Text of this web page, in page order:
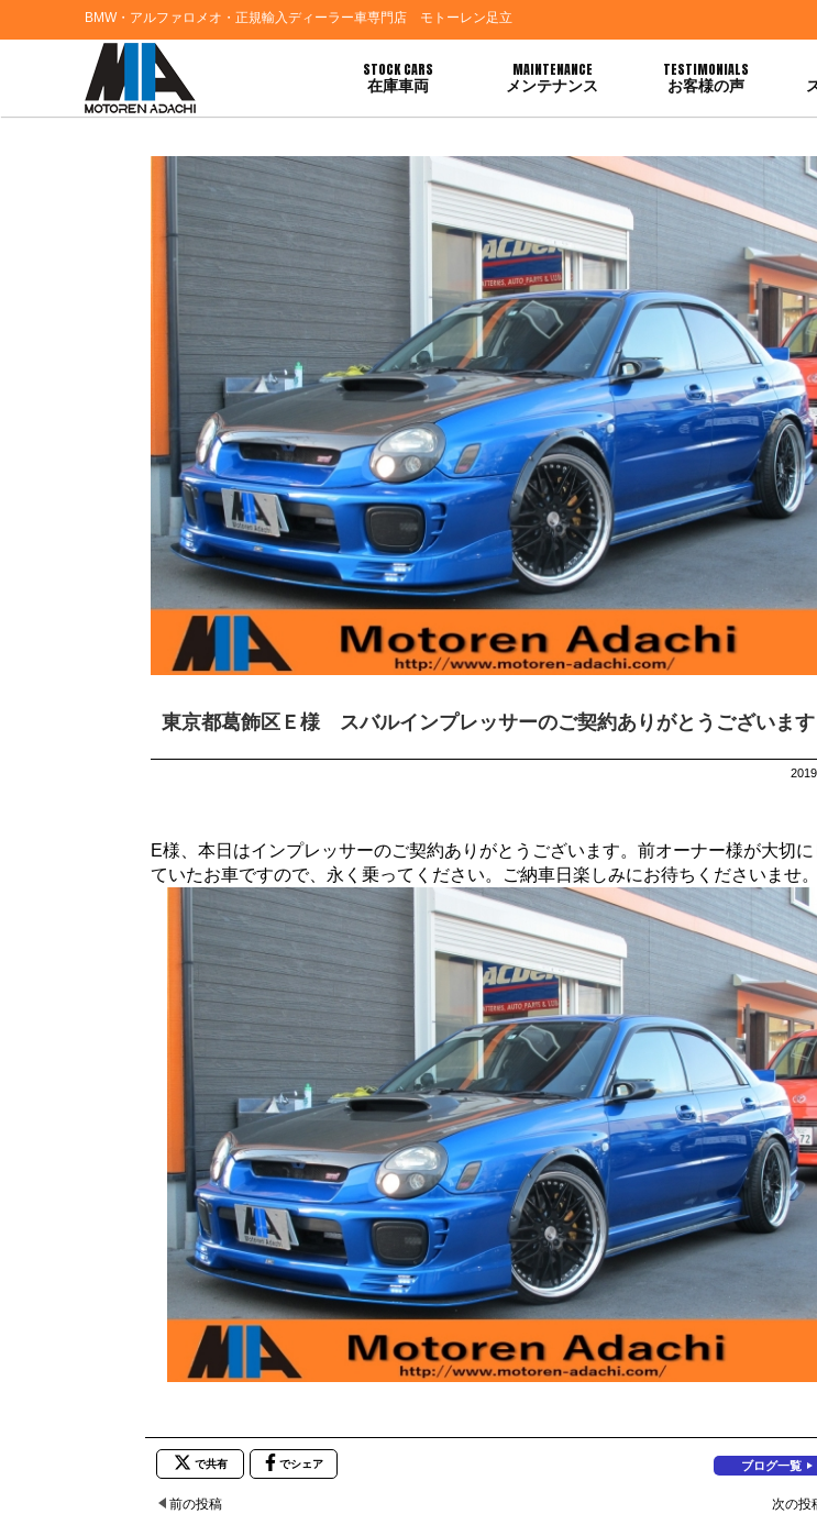
BMW・アルファロメオ・正規輸入ディーラー車専門店 モトーレン足立
STOCK CARS
在庫車両
MAINTENANCE
メンテナンス
TESTIMONIALS
お客様の声
HOME>ブログ一覧> 東京都葛飾区Ｅ様 スバルインプレッサーのご契約ありがとうございます
東京都葛飾区Ｅ様 スバルインプレッサーのご契約ありがとうございます
E様、本日はインプレッサーのご契約ありがとうございます。前オーナー様が大切に
ていたお車ですので、永く乗ってください。ご納車日楽しみにお待ちくださいませ。
で共有 でシェア ブログ一覧
前の投稿 次の投